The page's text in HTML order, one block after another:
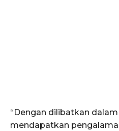
“Dengan dilibatkan
mendapatkan